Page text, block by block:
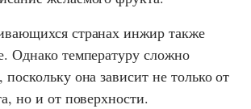
странах инжир также
Однако температуру сложно
поскольку она зависит не только от
но и от поверхности.